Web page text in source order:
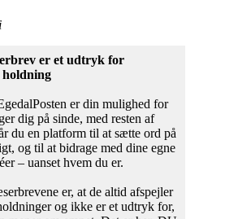
er et udtryk for
holdning
er din mulighed for
dig på sinde, med resten af
du en platform til at sætte ord på
og til at bidrage med dine egne
– uanset hvem du er.
er, at de altid afspejler
og ikke er et udtryk for,